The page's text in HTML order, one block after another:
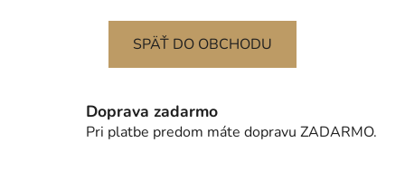
SPÄŤ DO OBCHODU
Doprava zadarmo
Pri platbe predom máte dopravu ZADARMO.